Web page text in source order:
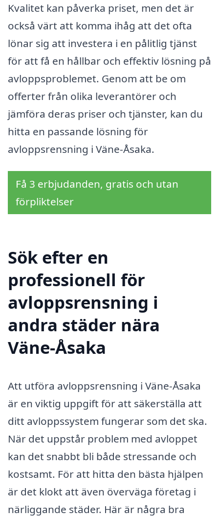
Kvalitet kan påverka priset, men det är
också värt att komma ihåg att det ofta
lönar sig att investera i en pålitlig tjänst
för att få en hållbar och effektiv lösning på
avloppsproblemet. Genom att be om
offerter från olika leverantörer och
jämföra deras priser och tjänster, kan du
hitta en passande lösning för
avloppsrensning i Väne-Åsaka.
Få 3 erbjudanden, gratis och utan
förpliktelser
Sök efter en
professionell för
avloppsrensning i
andra städer nära
Väne-Åsaka
Att utföra avloppsrensning i Väne-Åsaka
är en viktig uppgift för att säkerställa att
ditt avloppssystem fungerar som det ska.
När det uppstår problem med avloppet
kan det snabbt bli både stressande och
kostsamt. För att hitta den bästa hjälpen
är det klokt att även överväga företag i
närliggande städer. Här är några bra